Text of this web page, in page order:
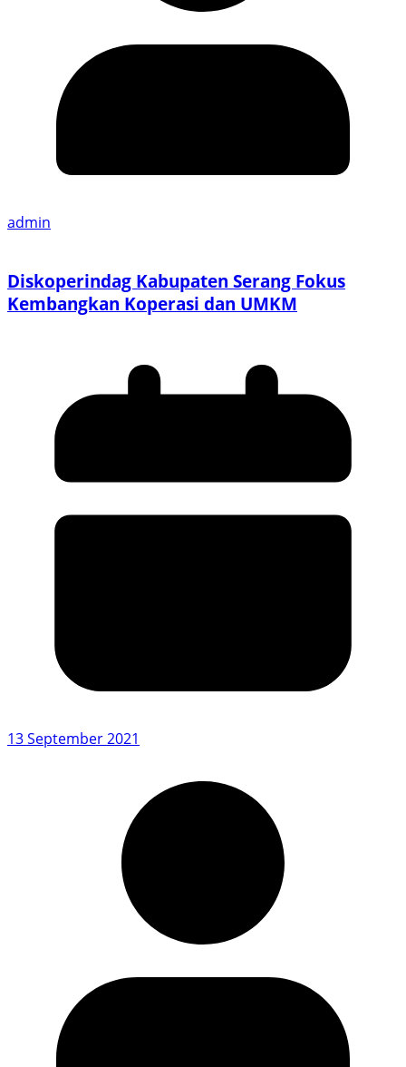
admin
Diskoperindag Kabupaten Serang Fokus
Kembangkan Koperasi dan UMKM
13 September 2021